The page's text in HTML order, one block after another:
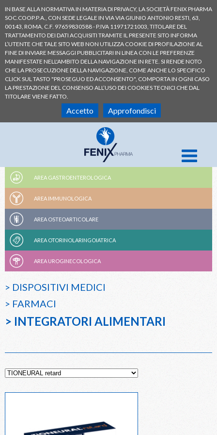
IN BASE ALLA NORMATIVA IN MATERIA DI PRIVACY, LA SOCIETÀ FENIX PHARMA
SOC.COOP.P.A., CON SEDE LEGALE IN VIA VIA GIUNIO ANTONIO RESTI, 63,
00143, ROMA, C.F. 97659830588 - P.IVA 11971721003, TITOLARE DEL
TRATTAMENTO DEI DATI ACQUISITI TRAMITE IL PRESENTE SITO INFORMA
L’UTENTE CHE TALE SITO WEB NON UTILIZZA COOKIE DI PROFILAZIONE AL
FINE DI INVIARE MESSAGGI PUBBLICITARI IN LINEA CON LE PREFERENZE
MANIFESTATE NELL'AMBITO DELLA NAVIGAZIONE IN RETE. SI RENDE NOTO
CHE LA PROSECUZIONE DELLA NAVIGAZIONE, COME ANCHE LO SPECIFICO
CLICK SUL TASTO "PROSEGUO ED ACCONSENTO", COMPORTA IN OGNI CASO
LA PRESTAZIONE DEL CONSENSO ALL’USO DEI COOKIES TECNICI CHE DAL
TITOLARE VIENE FATTO.
Accetto Approfondisci
AREA GASTROENTEROLOGICA
AREA IMMUNOLOGICA
AREA OSTEOARTICOLARE
AREA OTORINOLARINGOIATRICA
AREA UROGINECOLOGICA
> DISPOSITIVI MEDICI
> FARMACI
> INTEGRATORI ALIMENTARI